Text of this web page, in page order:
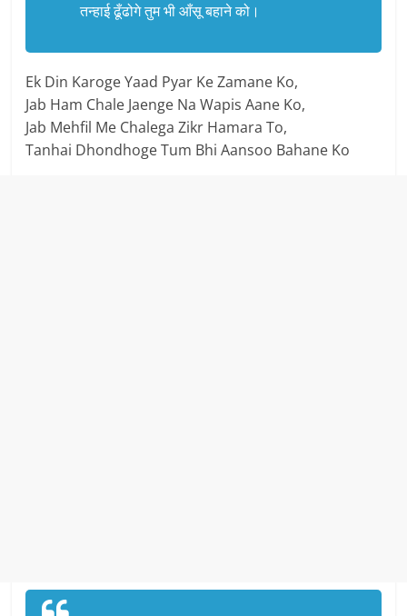
तन्हाई ढूँढोगे तुम भी आँसू बहाने को।
Ek Din Karoge Yaad Pyar Ke Zamane Ko,
Jab Ham Chale Jaenge Na Wapis Aane Ko,
Jab Mehfil Me Chalega Zikr Hamara To,
Tanhai Dhondhoge Tum Bhi Aansoo Bahane Ko